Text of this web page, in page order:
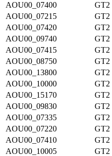
AOU00_07400
GT2
AOU00_07215
GT2
AOU00_07420
GT2
AOU00_09740
GT2
AOU00_07415
GT2
AOU00_08750
GT2
AOU00_13800
GT2
AOU00_10000
GT2
AOU00_15170
GT2
AOU00_09830
GT2
AOU00_07335
GT2
AOU00_07220
GT2
AOU00_07410
GT2
AOU00_10005
GT2